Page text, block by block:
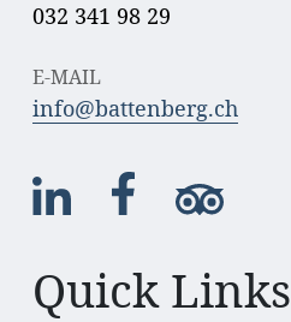
032 341 98 29
E-MAIL
info@battenberg.ch
Quick Links